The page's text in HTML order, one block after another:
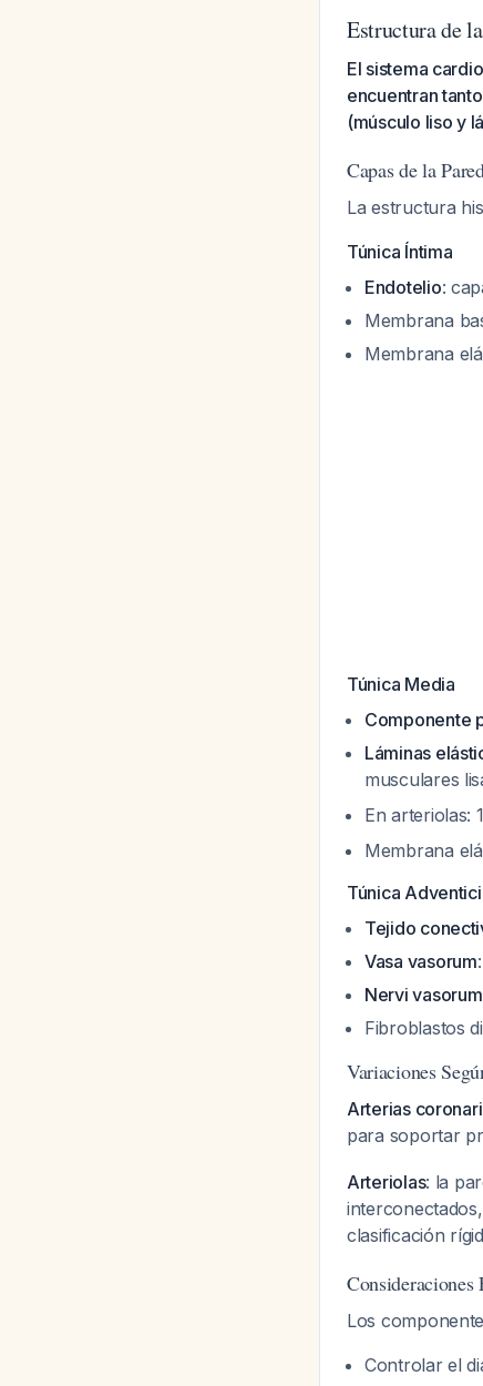
Estructura de
El sistema
encuentran
(músculo liso y
Capas de la
La estructura
Túnica Íntima
Endotelio:
Membrana
Membrana
Túnica Media
Componente
Láminas
musculares
En arteriolas:
Membrana
Túnica
Tejido
Vasa vasorum
Nervi vasorum
Fibroblastos
Variaciones
Arterias
para soportar
Arteriolas: la
clasificación
Consideraciones
Los
Controlar el